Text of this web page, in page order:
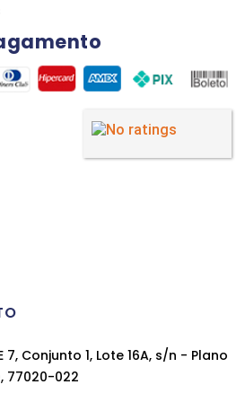
7, Conjunto 1, Lote 16A, s/n - Plano
77020-022